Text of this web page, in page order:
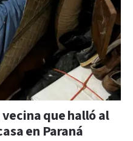
que halló al
en Paraná